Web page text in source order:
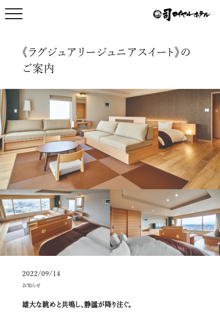
メニュー開く
メニュー閉じる
《ラグジュアリージュニアスイート》の
ご案内
2022/09/14
お知らせ
雄大な眺めと共鳴し、静謐が降り注ぐ。